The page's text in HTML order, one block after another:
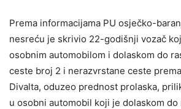
Prema informacijama PU osječko-
nesreću je skrivio 22-godišnji vozač
osobnim automobilom i dolaskom do
ceste broj 2 i nerazvrstane ceste
Divalta, oduzeo prednost prolaska,
u osobni automobil koji je dolaskom do